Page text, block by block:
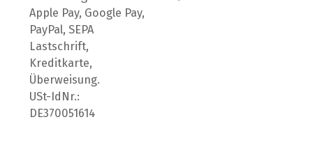
Apple Pay, Google Pay,
PayPal, SEPA
Lastschrift,
Kreditkarte,
Überweisung.
USt-IdNr.:
DE370051614